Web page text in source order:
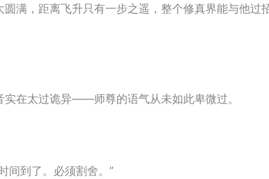
满，距离飞升只有一步之遥，整个修真界能与他过
在太过诡异——师尊的语气从未如此卑微过。
间到了。必须割舍。”